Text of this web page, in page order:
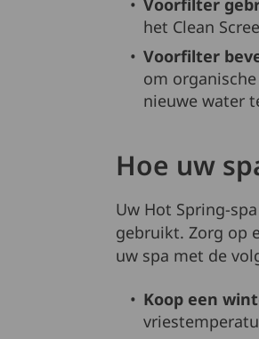
Voorfilter
het Clean
Voorfilter
om
nieuwe water
Hoe uw
Uw Hot Spring-
gebruikt. Zorg op
uw spa met de
Koop een